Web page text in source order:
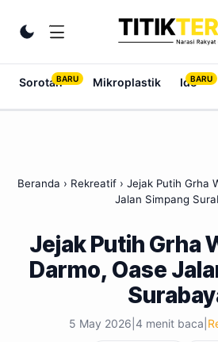
Ubah tema
Sorotan Mikroplastik Ide
Beranda › Rekreatif› Jejak Putih Grha
Jalan Simpang
Jejak Putih Grha
Darmo, Oase
5 May 2026 4 menit baca